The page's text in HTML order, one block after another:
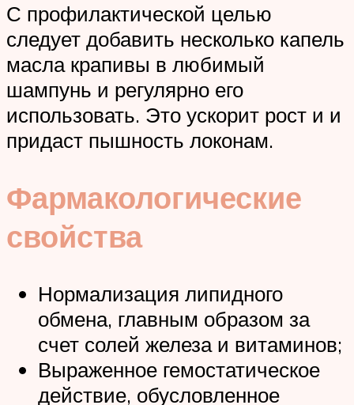
С профилактической целью
следует добавить несколько капель
масла крапивы в любимый
шампунь и регулярно его
использовать. Это ускорит рост и и
придаст пышность локонам.
Фармакологические
свойства
Нормализация липидного
обмена, главным образом за
счет солей железа и витаминов;
Выраженное гемостатическое
действие, обусловленное